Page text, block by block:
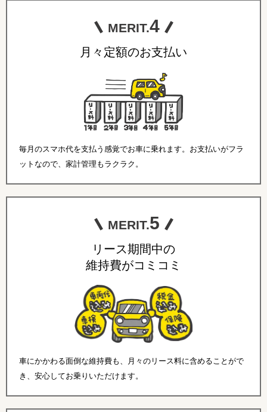
MERIT.4
月々定額のお支払い
毎月のスマホ代を支払う感覚でお車に乗れます。お支払いがフラ
ットなので、家計管理もラクラク。
MERIT.5
リース期間中の
維持費がコミコミ
車にかかわる面倒な維持費も、月々のリース料に含めることがで
き、安心してお乗りいただけます。